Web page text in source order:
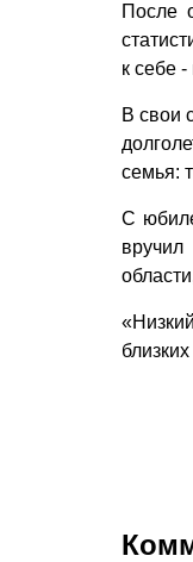
После
к себе
В свои
семья:
С